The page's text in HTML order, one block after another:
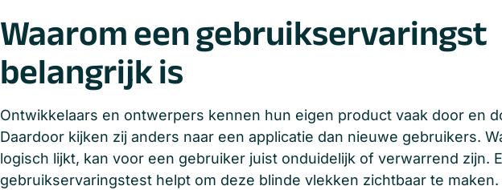
Waarom een gebruikservaringst
belangrijk is
Ontwikkelaars en ontwerpers kennen hun eigen product vaak door en
Daardoor kijken zij anders naar een applicatie dan nieuwe gebruikers.
logisch lijkt, kan voor een gebruiker juist onduidelijk of verwarrend zijn.
gebruikservaringstest helpt om deze blinde vlekken zichtbaar te maken.